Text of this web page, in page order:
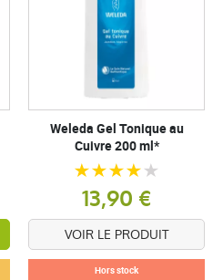
Weleda Gel Tonique au
Cuivre 200 ml*
13,90 €
VOIR LE PRODUIT
Hors stock